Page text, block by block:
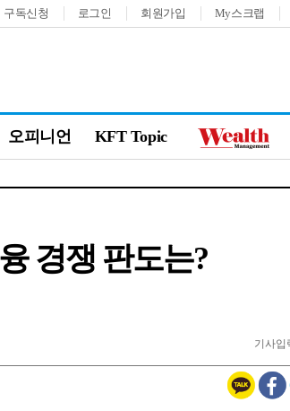
구독신청 로그인 회원가입 My스크랩
오피니언 KFT Topic
경쟁 판도는?
기사입